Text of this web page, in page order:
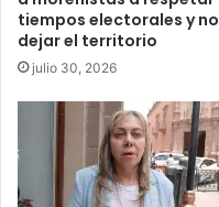
tiempos electorales y no
dejar el territorio
julio 30, 2026